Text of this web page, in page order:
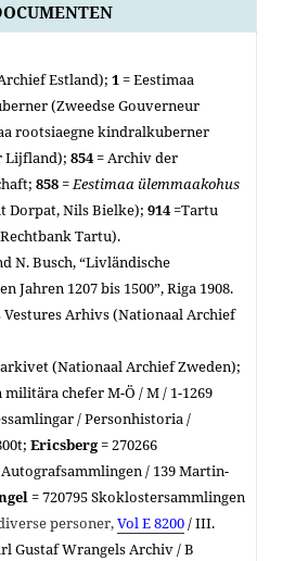
Estland);1= Eestimaa
(Zweedse Gouverneur
rootsiaegne kindralkuberner
Lijfland);854= Archiv der
858=Eestimaa ülemmaakohus
Dorpat, Nils Bielke);914=Tartu
Rechtbank Tartu).
N. Busch, “Livländische
Jahren 1207 bis 1500”, Riga 1908.
Vestures Arhivs (Nationaal Archief
(Nationaal Archief Zweden);
chefer M-Ö / M / 1-1269
/ Personhistoria /
Ericsberg=270266
/ 139 Martin-
= 720795 Skoklostersammlingen
personer,Vol E 8200/ III.
Gustaf Wrangels Archiv / B